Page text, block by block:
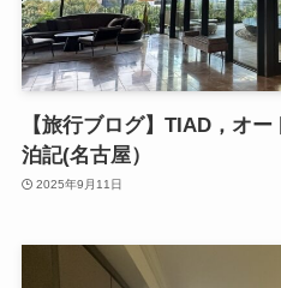
【旅行ブログ】TIAD，オ
泊記(名古屋）
2025年9月11日